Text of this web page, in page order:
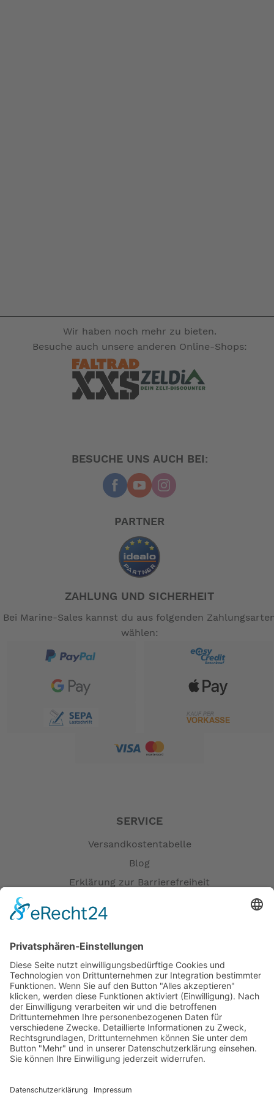
Wir haben noch mehr zu bieten.
Besuche auch unsere anderen Online-Shops:
BESUCHE UNS AUCH BEI:
PARTNER
ZAHLUNG UND SICHERHEIT
Bei Marine-Sales kannst du aus folgenden
wählen:
SERVICE
Versandkostentabelle
Blog
Erklärung zur Barrierefreiheit
Verfügbarkeiten
Zahlung und Versand
Datenschutz
Fernabsatz
Widerrufsrecht MS
Widerrufsrecht bei Dienstleistungen